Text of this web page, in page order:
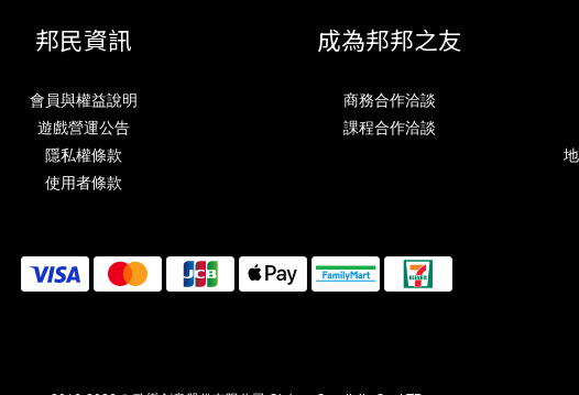
邦民資訊
會員與權益說明
遊戲營運公告
隱私權條款
使用者條款
成為邦邦之友
商務合作洽談
課程合作洽談